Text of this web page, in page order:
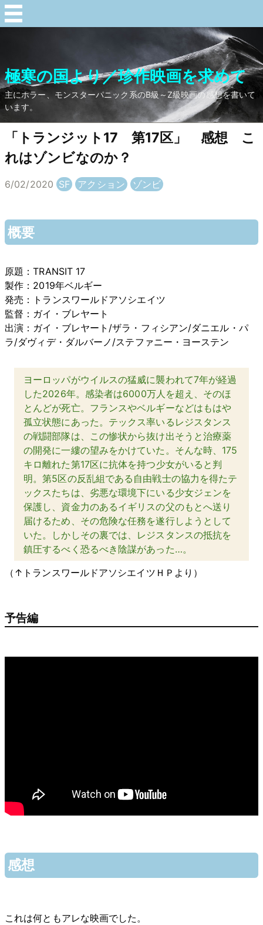
極寒の国より／珍作映画を求めて
主にホラー、モンスターパニック系のB級～Z級映画の感想を書いて
います。
「トランジット17 第17区」 感想 こ
れはゾンビなのか？
6/02/2020 SF アクション ゾンビ
概要
原題：TRANSIT 17
製作：2019年ベルギー
発売：トランスワールドアソシエイツ
監督：ガイ・ブレヤート
出演：ガイ・ブレヤート/ザラ・フィシアン/ダニエル・パ
ラ/ダヴィデ・ダルバーノ/ステファニー・ヨーステン
ヨーロッパがウイルスの猛威に襲われて7年が経過
した2026年。感染者は6000万人を超え、そのほ
とんどが死亡。フランスやベルギーなどはもはや
孤立状態にあった。テックス率いるレジスタンス
の戦闘部隊は、この惨状から抜け出そうと治療薬
の開発に一縷の望みをかけていた。そんな時、175
キロ離れた第17区に抗体を持つ少女がいると判
明。第5区の反乱組である自由戦士の協力を得たテ
ックスたちは、劣悪な環境下にいる少女ジェンを
保護し、資金力のあるイギリスの父のもとへ送り
届けるため、その危険な任務を遂行しようとして
いた。しかしその裏では、レジスタンスの抵抗を
鎮圧するべく恐るべき陰謀があった…。
（↑トランスワールドアソシエイツＨＰより）
予告編
感想
これは何ともアレな映画でした。